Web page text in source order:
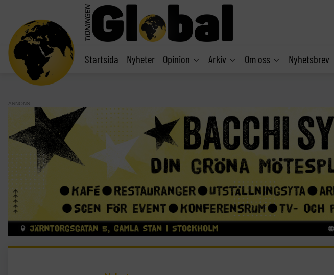
Startsida Nyheter Opinion Arkiv Om oss Nyhetsbrev
ANNONS